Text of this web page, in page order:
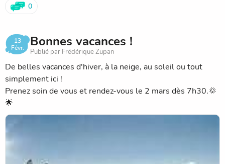
Bien cordialement,
0
13
Févr.
Bonnes vacances !
Publié par Frédérique Zupan
De belles vacances d'hiver, à la neige, au soleil ou tout
simplement ici !
Prenez soin de vous et rendez-vous le 2 mars dès 7h30.🌞
🌟